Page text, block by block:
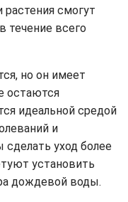
смогут
течение всего
но он имеет
остаются
идеальной средой
и
уход более
установить
дождевой воды.